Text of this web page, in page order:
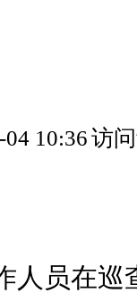
10:36访问
员在巡